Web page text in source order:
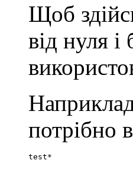
Щоб
від нуля
потрібно
test*